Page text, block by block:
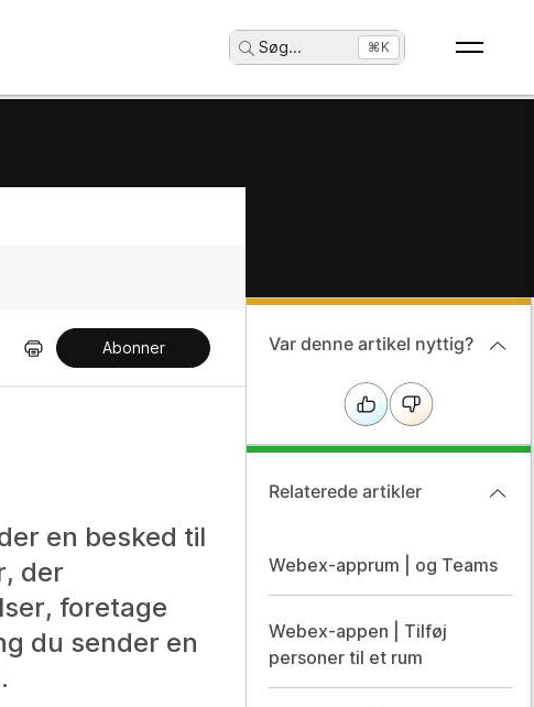
Søg... ⌘K
Abonner
en besked til
der
foretage
du sender en
Var denne artikel nyttig?
Relaterede artikler
Webex-apprum | og Teams
Webex-appen | Tilføj
personer til et rum